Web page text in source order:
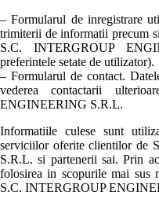
– Formularul de inregistrare
trimiterii de informatii precum
S.C. INTERGROUP
preferintele setate de utilizator).
– Formularul de contact.
vederea contactarii
ENGINEERING S.R.L.
Informatiile culese sunt
serviciilor oferite clientilor de
S.R.L. si partenerii sai. Prin
folosirea in scopurile mai sus
S.C. INTERGROUP